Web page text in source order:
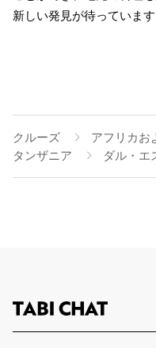
新しい発見が待っています
クルーズ
アフリカお
タンザニア
ダル・エ